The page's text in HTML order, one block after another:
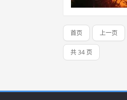
首页 上一页
共 34 页